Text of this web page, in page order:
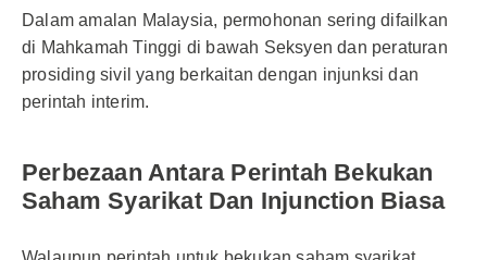
Dalam amalan Malaysia, permohonan sering difailkan
di Mahkamah Tinggi di bawah Seksyen dan peraturan
prosiding sivil yang berkaitan dengan injunksi dan
perintah interim.
Perbezaan Antara Perintah Bekukan
Saham Syarikat Dan Injunction Biasa